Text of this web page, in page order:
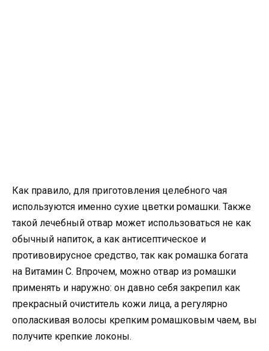
Как правило, для приготовления целебного чая
используются именно сухие цветки ромашки. Также
такой лечебный отвар может использоваться не как
обычный напиток, а как антисептическое и
противовирусное средство, так как ромашка богата
на Витамин С. Впрочем, можно отвар из ромашки
применять и наружно: он давно себя закрепил как
прекрасный очиститель кожи лица, а регулярно
ополаскивая волосы крепким ромашковым чаем, вы
получите крепкие локоны.